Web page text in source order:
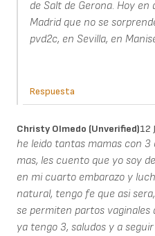
de Salt de Gerona. Hoy en
Madrid que no se
pvd2c, en Sevilla, en
Respuesta
Christy Olmedo (unverified)12
he leido tantas mamas con
mas, les cuento que yo soy
en mi cuarto embarazo y
natural, tengo fe que asi
se permiten partos vaginales
ya tengo 3, saludos y a